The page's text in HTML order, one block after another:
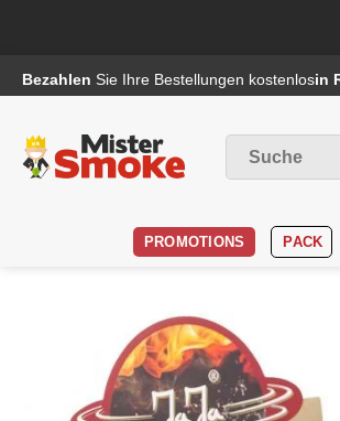
au
Bezahlen Sie Ihre Bestellungen kostenlosin
nach
PROMOTIONS PACK